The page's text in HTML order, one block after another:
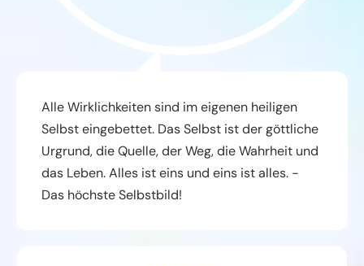
Alle Wirklichkeiten sind im eigenen heiligen
Selbst eingebettet. Das Selbst ist der göttliche
Urgrund, die Quelle, der Weg, die Wahrheit und
das Leben. Alles ist eins und eins ist alles. -
Das höchste Selbstbild!